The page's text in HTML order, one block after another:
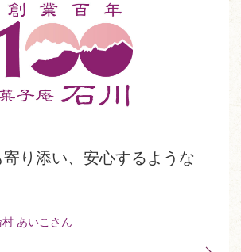
寄り添い、安心するような
あいこさん